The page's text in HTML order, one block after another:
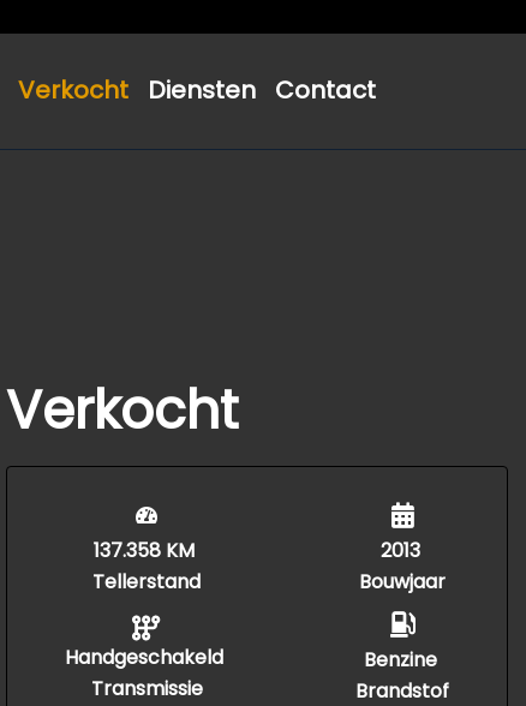
Verkocht Diensten Contact
Verkocht
137.358 KM
Tellerstand
Handgeschakeld
Transmissie
2013
Bouwjaar
Benzine
Brandstof